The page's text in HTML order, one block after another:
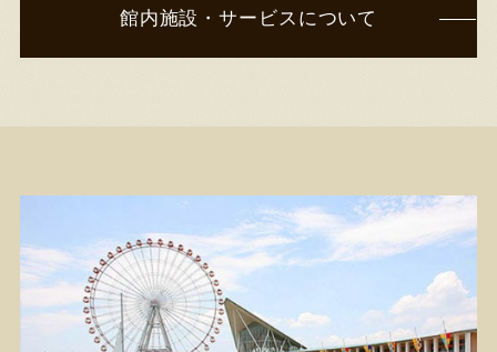
館内施設・サービスについて